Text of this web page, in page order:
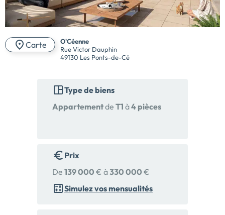
Carte
O'Céenne
Rue Victor Dauphin
49130 Les Ponts-de-Cé
Type de biens
Appartementde T1 à4 pièces
Prix
De 139 000 € à330 000 €
Simulez vos mensualités